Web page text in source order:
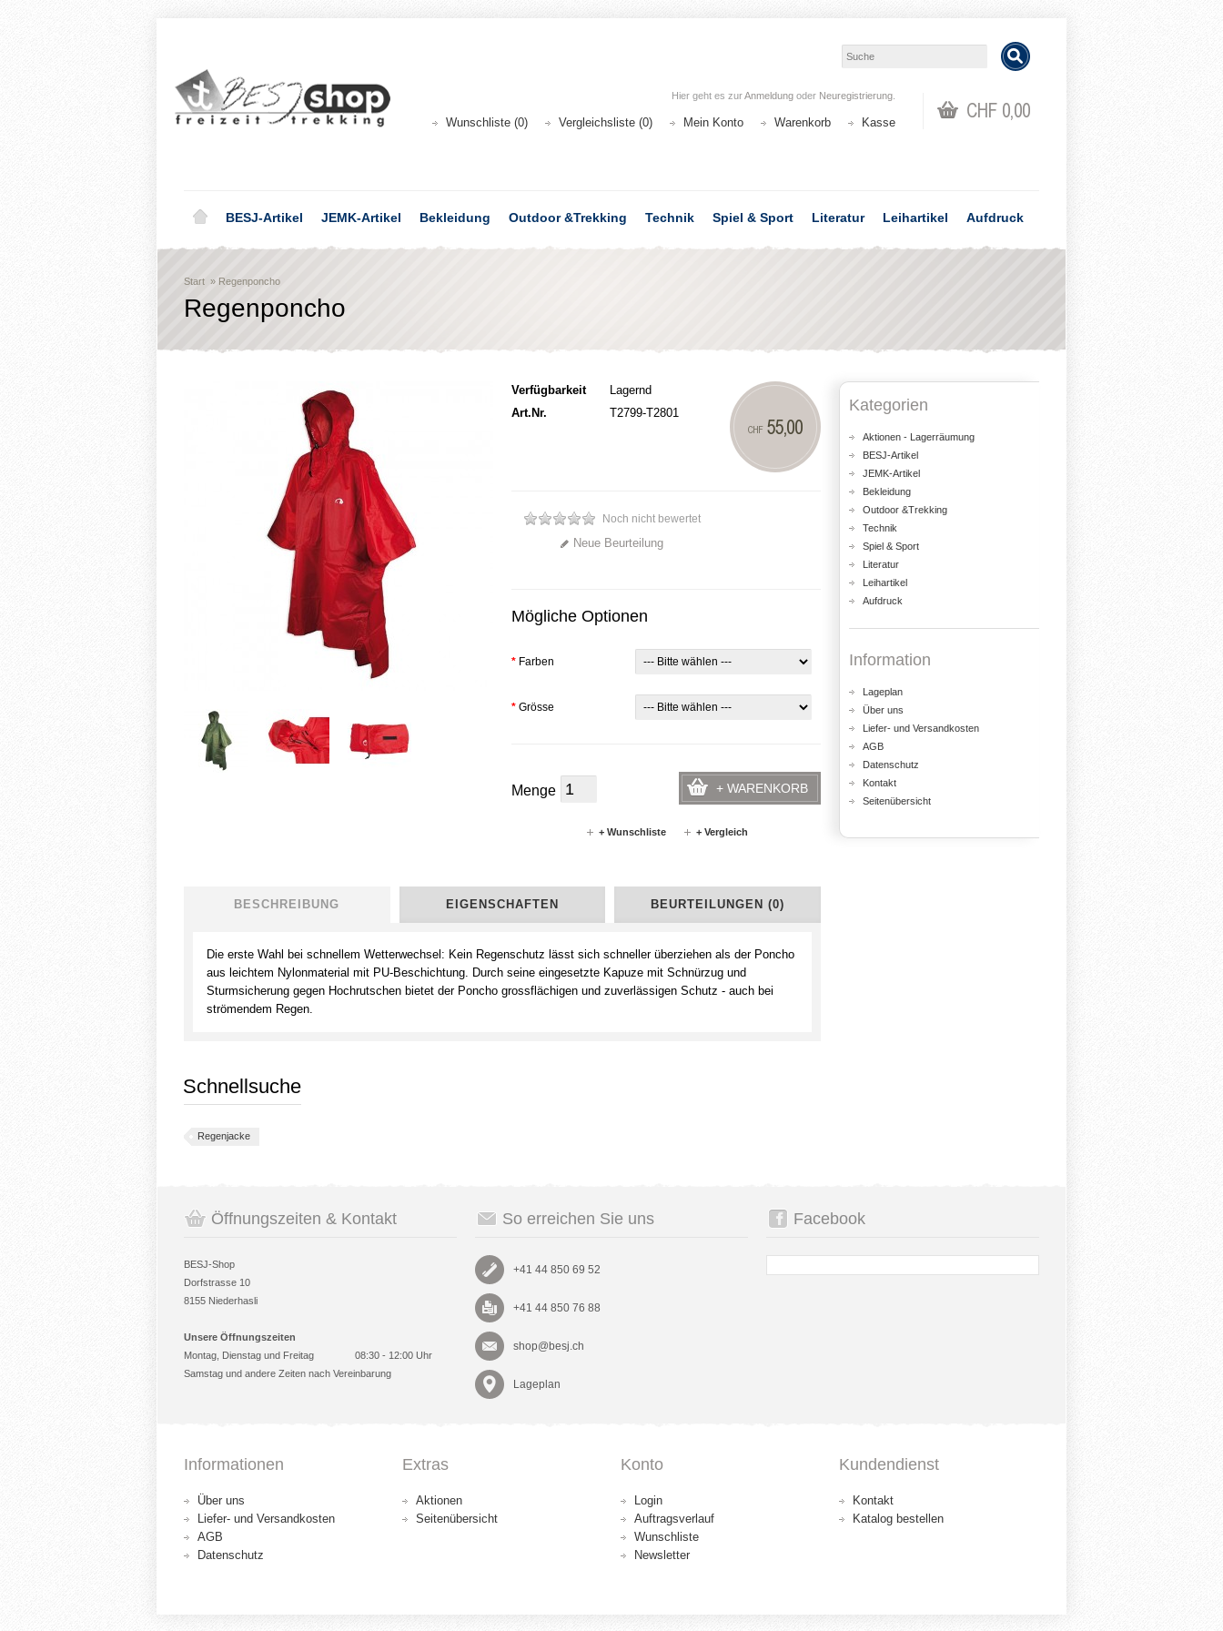
CHF 0,00
Hier geht es zurAnmeldung oder Neuregistrierung
Wunschliste (0) Vergleichsliste (0) Mein Konto Warenkorb Kasse
BESJ-Artikel JEMK-Artikel Bekleidung Outdoor &Trekking Technik Spiel & Sport Literatur Leihartikel Aufdruck
Start » Regenponcho
Regenponcho
CHF 55,00
Verfügbarkeit
Lagernd
Art.Nr.
T2799-T2801
Noch nicht bewertet
Neue Beurteilung
Mögliche Optionen
* Farben
* Grösse
Menge + WARENKORB
+ Wunschliste + Vergleich
BESCHREIBUNG EIGENSCHAFTEN BEURTEILUNGEN (0)
Die erste Wahl bei schnellem Wetterwechsel: Kein Regenschutz lässt sich schneller überziehen als der Poncho
aus leichtem Nylonmaterial mit PU-Beschichtung. Durch seine eingesetzte Kapuze mit Schnürzug und
Sturmsicherung gegen Hochrutschen bietet der Poncho grossflächigen und zuverlässigen Schutz - auch bei
strömendem Regen.
Schnellsuche
Regenjacke
Kategorien
Aktionen - Lagerräumung
BESJ-Artikel
JEMK-Artikel
Bekleidung
Outdoor &Trekking
Technik
Spiel & Sport
Literatur
Leihartikel
Aufdruck
Information
Lageplan
Über uns
Liefer- und Versandkosten
AGB
Datenschutz
Kontakt
Seitenübersicht
Öffnungszeiten & Kontakt
BESJ-Shop
Dorfstrasse 10
8155 Niederhasli
Unsere Öffnungszeiten
Montag, Dienstag und Freitag
08:30 - 12:00 Uhr
Samstag und andere Zeiten nach Vereinbarung
So erreichen Sie uns
+41 44 850 69 52
+41 44 850 76 88
shop@besj.ch
Lageplan
Facebook
Informationen
Über uns
Liefer- und Versandkosten
AGB
Datenschutz
Extras
Aktionen
Seitenübersicht
Konto
Login
Auftragsverlauf
Wunschliste
Newsletter
Kundendienst
Kontakt
Katalog bestellen